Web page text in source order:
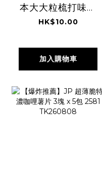
本大大粒梳打味軟
糖 5粒 7331
HK$10.00
加入購物車